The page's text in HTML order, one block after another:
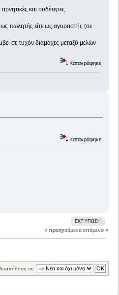
και ουδέτερες
ως πωλητής είτε ως αγοραστής (σε
σε τυχόν διαμάχες μεταξύ μελών
Καταγράφηκε
Καταγράφηκε
ΕΚΤΎΠΩΣΗ
« προηγούμενο επόμενο »
σε: